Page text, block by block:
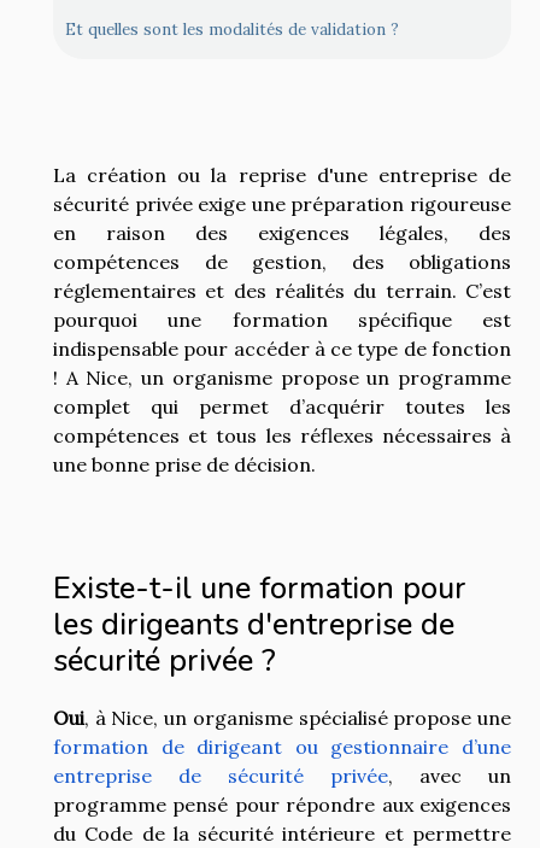
Et quelles sont les modalités de validation ?
La création ou la reprise d'une entreprise de
sécurité privée exige une préparation rigoureuse
en raison des exigences légales, des
compétences de gestion, des obligations
réglementaires et des réalités du terrain. C’est
pourquoi une formation spécifique est
indispensable pour accéder à ce type de fonction
! A Nice, un organisme propose un programme
complet qui permet d’acquérir toutes les
compétences et tous les réflexes nécessaires à
une bonne prise de décision.
Existe-t-il une formation pour
les dirigeants d'entreprise de
sécurité privée ?
Oui, à Nice, un organisme spécialisé propose une
formation de dirigeant ou gestionnaire d’une
entreprise de sécurité privée, avec un
programme pensé pour répondre aux exigences
du Code de la sécurité intérieure et permettre